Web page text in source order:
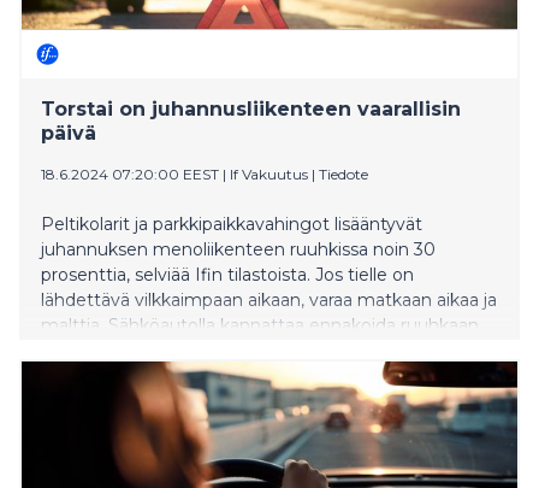
Torstai on juhannusliikenteen vaarallisin
päivä
18.6.2024 07:20:00 EEST | If Vakuutus | Tiedote
Peltikolarit ja parkkipaikkavahingot lisääntyvät
juhannuksen menoliikenteen ruuhkissa noin 30
prosenttia, selviää Ifin tilastoista. Jos tielle on
lähdettävä vilkkaimpaan aikaan, varaa matkaan aikaa ja
malttia. Sähköautolla kannattaa ennakoida ruuhkaan